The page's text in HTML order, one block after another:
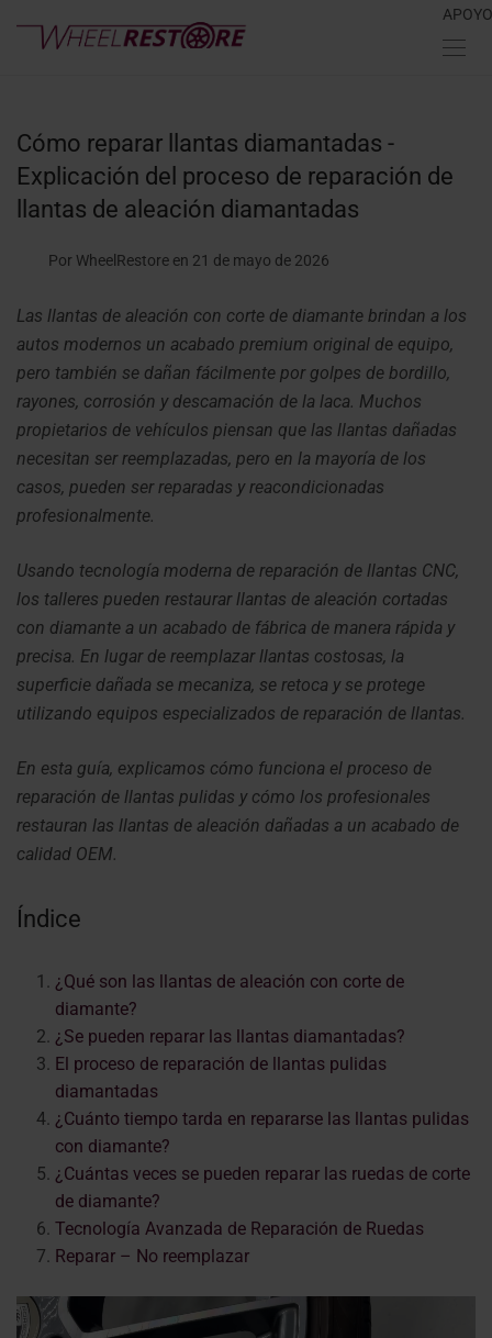
APOYO
Cómo reparar llantas diamantadas -
Explicación del proceso de reparación de
llantas de aleación diamantadas
Por WheelRestore en 21 de mayo de 2026
Las llantas de aleación con corte de diamante brindan a los
autos modernos un acabado premium original de equipo,
pero también se dañan fácilmente por golpes de bordillo,
rayones, corrosión y descamación de la laca. Muchos
propietarios de vehículos piensan que las llantas dañadas
necesitan ser reemplazadas, pero en la mayoría de los
casos, pueden ser reparadas y reacondicionadas
profesionalmente.
Usando tecnología moderna de reparación de llantas CNC,
los talleres pueden restaurar llantas de aleación cortadas
con diamante a un acabado de fábrica de manera rápida y
precisa. En lugar de reemplazar llantas costosas, la
superficie dañada se mecaniza, se retoca y se protege
utilizando equipos especializados de reparación de llantas.
En esta guía, explicamos cómo funciona el proceso de
reparación de llantas pulidas y cómo los profesionales
restauran las llantas de aleación dañadas a un acabado de
calidad OEM.
Índice
¿Qué son las llantas de aleación con corte de
diamante?
¿Se pueden reparar las llantas diamantadas?
El proceso de reparación de llantas pulidas
diamantadas
¿Cuánto tiempo tarda en repararse las llantas pulidas
con diamante?
¿Cuántas veces se pueden reparar las ruedas de corte
de diamante?
Tecnología Avanzada de Reparación de Ruedas
Reparar – No reemplazar